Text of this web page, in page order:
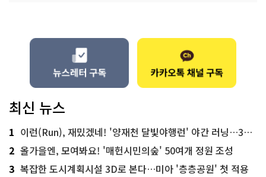
최신 뉴스
1 이런(Run), 재밌겠네! '양재천 달빛야행런' 야간 러닝…300명 모집
2 올가을엔, 모여봐요! '매헌시민의숲' 50여개 정원 조성
3 복잡한 도시계획시설 3D로 본다…미아 '층층공원' 첫 적용